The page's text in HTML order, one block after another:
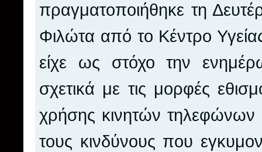
πραγματοποιήθηκε τη
Φιλώτα από το Κέντρο
είχε ως στόχο την
σχετικά με τις μορφές
χρήσης κινητών τηλεφώνων
τους κινδύνους που